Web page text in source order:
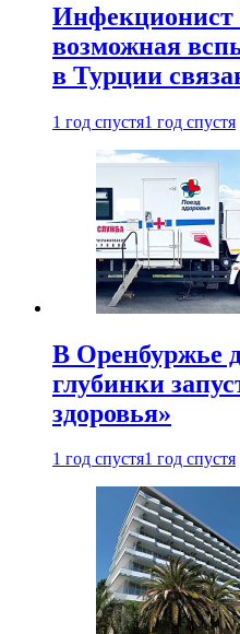
возможная
в Турции
1 год спустя1 год спустя
В Оренбуржье
глубинки
здоровья»
1 год спустя1 год спустя